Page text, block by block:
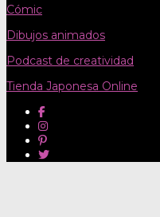
Cómic
Dibujos animados
Podcast de creatividad
Tienda Japonesa Online